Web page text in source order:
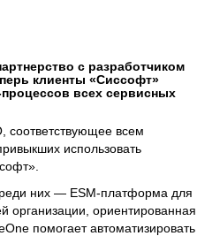
с разработчиком
клиенты «Сиссофт»
всех сервисных
соответствующее всем
использовать
них — ESM-платформа для
организации, ориентированная
помогает автоматизировать